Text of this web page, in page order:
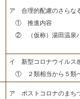
ア 合理的配慮のさらな
① 推進内容
② （仮称）湯田温泉
イ 新型コロナウイルス
① ２類相当から５類
ア ポストコロナのまち